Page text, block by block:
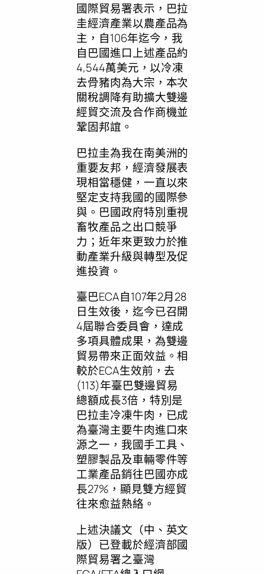
國際貿易署表示，巴拉
圭經濟產業以農產品為
主，自106年迄今，我
自巴國進口上述產品約
4,544萬美元，以冷凍
去骨豬肉為大宗，本次
關稅調降有助擴大雙邊
經貿交流及合作商機並
鞏固邦誼。
巴拉圭為我在南美洲的
重要友邦，經濟發展表
現相當穩健，一直以來
堅定支持我國的國際參
與。巴國政府特別重視
畜牧產品之出口競爭
力；近年來更致力於推
動產業升級與轉型及促
進投資。
臺巴ECA自107年2月28
日生效後，迄今已召開
4屆聯合委員會，達成
多項具體成果，為雙邊
貿易帶來正面效益。相
較於ECA生效前，去
(113)年臺巴雙邊貿易
總額成長3倍，特別是
巴拉圭冷凍牛肉，已成
為臺灣主要牛肉進口來
源之一，我國手工具、
塑膠製品及車輛零件等
工業產品銷往巴國亦成
長27%，顯見雙方經貿
往來愈益熱絡。
上述決議文（中、英文
版）已登載於經濟部國
際貿易署之臺灣